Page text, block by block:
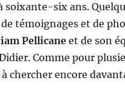
six ans.
témoignages et de
Pellicaneet de son
Comme pour
chercher encore